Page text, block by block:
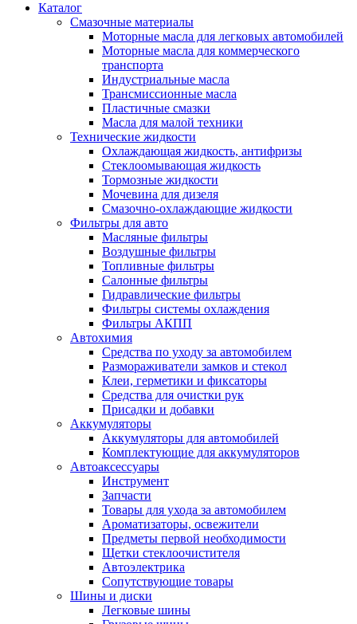
Каталог
Смазочные материалы
Моторные масла для легковых автомобилей
Моторные масла для коммерческого
транспорта
Индустриальные масла
Трансмиссионные масла
Пластичные смазки
Масла для малой техники
Технические жидкости
Охлаждающая жидкость, антифризы
Стеклоомывающая жидкость
Тормозные жидкости
Мочевина для дизеля
Смазочно-охлаждающие жидкости
Фильтры для авто
Масляные фильтры
Воздушные фильтры
Топливные фильтры
Салонные фильтры
Гидравлические фильтры
Фильтры системы охлаждения
Фильтры АКПП
Автохимия
Средства по уходу за автомобилем
Размораживатели замков и стекол
Клеи, герметики и фиксаторы
Средства для очистки рук
Присадки и добавки
Аккумуляторы
Аккумуляторы для автомобилей
Комплектующие для аккумуляторов
Автоаксессуары
Инструмент
Запчасти
Товары для ухода за автомобилем
Ароматизаторы, освежители
Предметы первой необходимости
Щетки стеклоочистителя
Автоэлектрика
Сопутствующие товары
Шины и диски
Легковые шины